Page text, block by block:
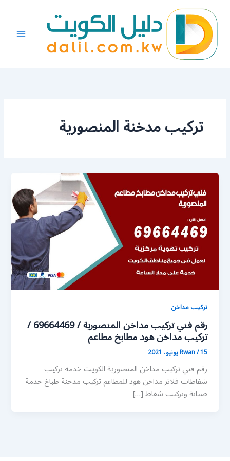
المحتوى
تركيب مدخنة المنصورية
تركيب مداخن
رقم فني تركيب مداخن المنصورية / 69664469 /
تركيب مداخن هود مطابخ مطاعم
Rwan/15 يونيو، 2021
رقم فني تركيب مداخن المنصورية الكويت خدمة تركيب
شفاطات فلاتر مداخن هود للمطاعم تركيب مدخنة طباخ خدمة
صيانة وتركيب شفاط […]